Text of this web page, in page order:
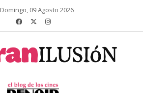
Domingo, 09 Agosto 2026